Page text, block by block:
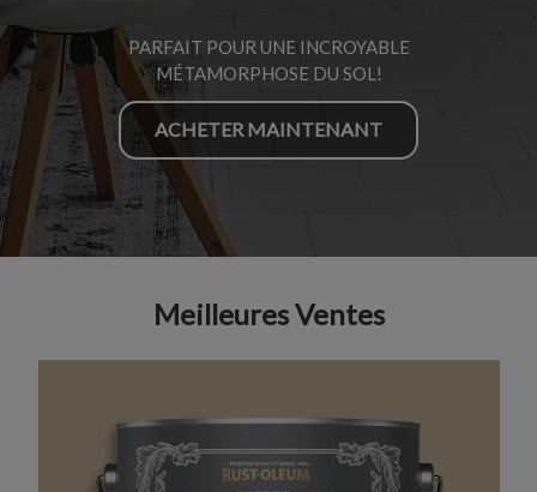
PARFAIT POUR UNE INCROYABLE
MÉTAMORPHOSE DU SOL!
ACHETER MAINTENANT
Meilleures Ventes